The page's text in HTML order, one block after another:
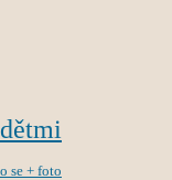
se + foto